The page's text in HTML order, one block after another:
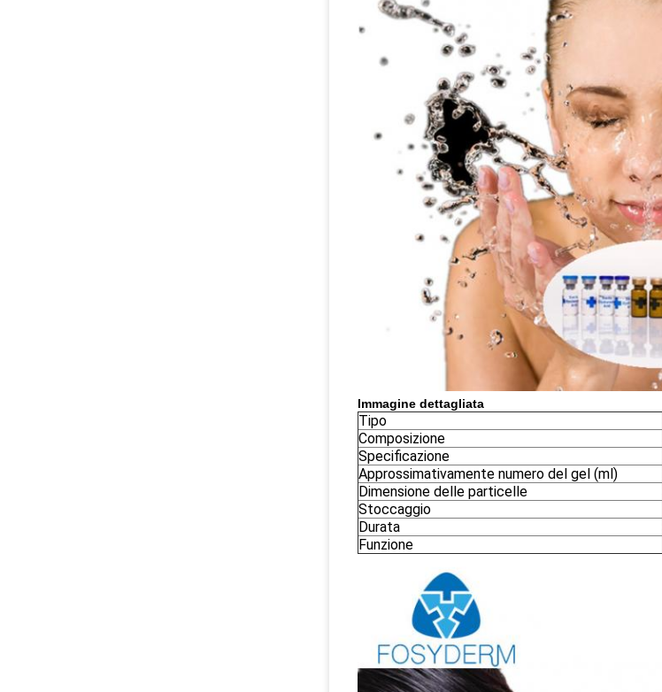
Immagine dettagliata
Tipo
Composizione
Specificazione
Approssimativamente numero del gel (ml)
Dimensione delle particelle
Stoccaggio
Durata
Funzione